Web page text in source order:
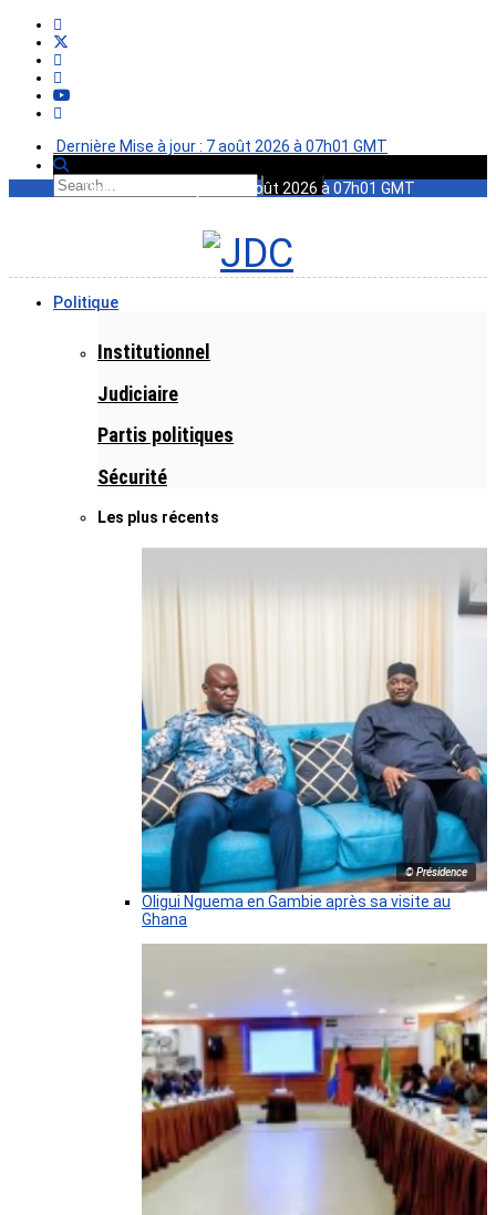
Dernière Mise à jour : 7 août 2026 à 07h01 GMT
Dernière Mise à jour : 7 août 2026 à 07h01 GMT
Politique
Institutionnel
Judiciaire
Partis politiques
Sécurité
Les plus récents
© Présidence
Oligui Nguema en Gambie après sa visite au
Ghana